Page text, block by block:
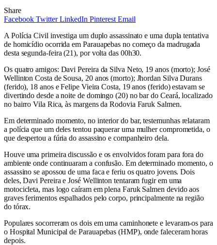
Share
Facebook Twitter LinkedIn Pinterest Email
A Polícia Civil investiga um duplo assassinato e uma dupla tentativa
de homicídio ocorrida em Parauapebas no começo da madrugada
desta segunda-feira (21), por volta das 00h30.
Os quatro amigos: Davi Pereira da Silva Neto, 19 anos (morto); José
Wellinton Costa de Sousa, 20 anos (morto); Jhordan Silva Durans
(ferido), 18 anos e Felipe Vieira Costa, 19 anos (ferido) estavam se
divertindo desde a noite de domingo (20) no bar do Ceará, localizado
no bairro Vila Rica, às margens da Rodovia Faruk Salmen.
Em determinado momento, no interior do bar, testemunhas relataram
a polícia que um deles tentou paquerar uma mulher comprometida, o
que despertou a fúria do assassino e companheiro dela.
Houve uma primeira discussão e os envolvidos foram para fora do
ambiente onde continuaram a confusão. Em determinado momento, o
assassino se apossou de uma faca e feriu os quatro jovens. Dois
deles, Davi Pereira e José Wellinton tentaram fugir em uma
motocicleta, mas logo caíram em plena Faruk Salmen devido aos
graves ferimentos espalhados pelo corpo, principalmente na região
do tórax.
Populares socorreram os dois em uma caminhonete e levaram-os para
o Hospital Municipal de Parauapebas (HMP), onde faleceram horas
depois.